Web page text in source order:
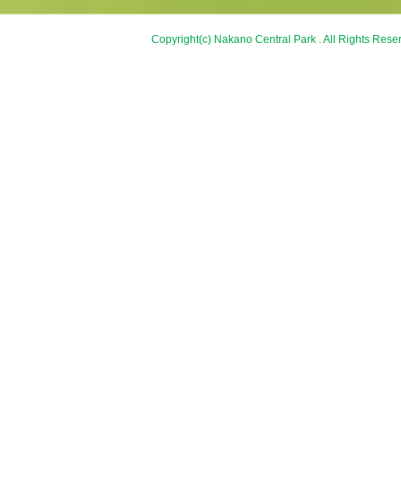
Copyright(c) Nakano Central Park . All Rights